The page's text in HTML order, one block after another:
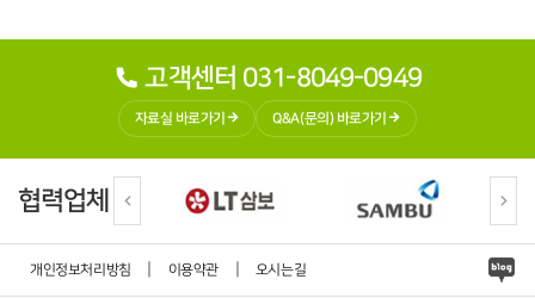
정할 수 있으며 가입해지를 요청할 수도 있습니다.
이용자들의 개인정보 조회,수정을 위해서는 ‘개인정보변경’(또는 ‘회
원정보수정’ 등)을 가입해지(동의철회)를 위해서는 “회원탈퇴”를 클
릭하여 본인 확인 절차를 거치신 후 직접 열람, 정정 또는 탈퇴가 가능
혹은 개인정보관리책임자에게 서면 또는 이메일로 연락하시면 지체
없이 조치하겠습니다.
귀하가 개인정보의 오류에 대한 정정을 요청하신 경우에는 정정을 완
료하기 전까지 당해 개인정보를 이용 또는 제공하지 않습니다. 또한
잘못된 개인정보를 제3자에게 이미 제공한 경우에는 정정 처리결과
를 제3자에게 지체없이 통지하여 정정이 이루어지도록 하겠습니다.
회사는 이용자의 요청에 의해 해지 또는 삭제된 개인정보는 “회사가
고객센터 031-8049-0949
자료실 바로가기 Q&A(문의) 바로가기
협력업체
개인정보처리방침 | 이용약관 | 오시는길